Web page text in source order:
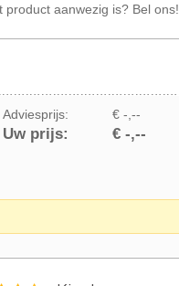
product aanwezig is? Bel ons!
Adviesprijs: € -,--
Uw prijs: € -,--